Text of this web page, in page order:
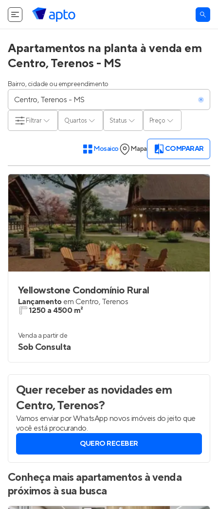
Apartamentos na planta à venda em
Centro, Terenos - MS
Bairro, cidade ou empreendimento
Quartos Status Preço
Filtrar
Mosaico Mapa COMPARAR
Yellowstone Condomínio Rural
Lançamento em Centro, Terenos
1250 a 4500 m²
Venda a partir de
Sob Consulta
Quer receber as novidadesem
Centro, Terenos?
Vamos enviar por WhatsApp novos imóveis do jeito que
você está procurando.
QUERO RECEBER
Conheça mais apartamentos à venda
próximos à sua busca